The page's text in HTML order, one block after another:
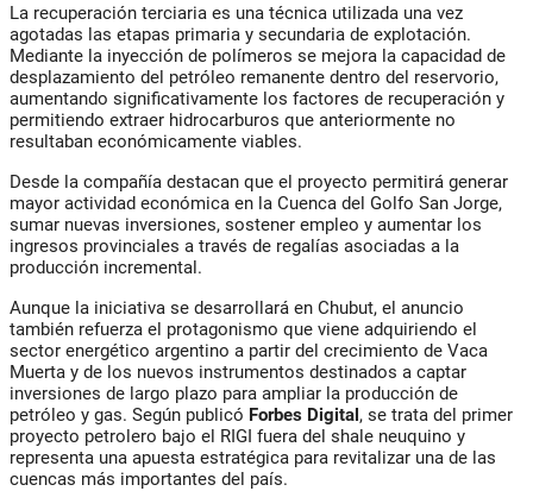
La recuperación terciaria es una técnica utilizada una vez
agotadas las etapas primaria y secundaria de explotación.
Mediante la inyección de polímeros se mejora la capacidad de
desplazamiento del petróleo remanente dentro del reservorio,
aumentando significativamente los factores de recuperación y
permitiendo extraer hidrocarburos que anteriormente no
resultaban económicamente viables.
Desde la compañía destacan que el proyecto permitirá generar
mayor actividad económica en la Cuenca del Golfo San Jorge,
sumar nuevas inversiones, sostener empleo y aumentar los
ingresos provinciales a través de regalías asociadas a la
producción incremental.
Aunque la iniciativa se desarrollará en Chubut, el anuncio
también refuerza el protagonismo que viene adquiriendo el
sector energético argentino a partir del crecimiento de Vaca
Muerta y de los nuevos instrumentos destinados a captar
inversiones de largo plazo para ampliar la producción de
petróleo y gas. Según publicó Forbes Digital, se trata del primer
proyecto petrolero bajo el RIGI fuera del shale neuquino y
representa una apuesta estratégica para revitalizar una de las
cuencas más importantes del país.